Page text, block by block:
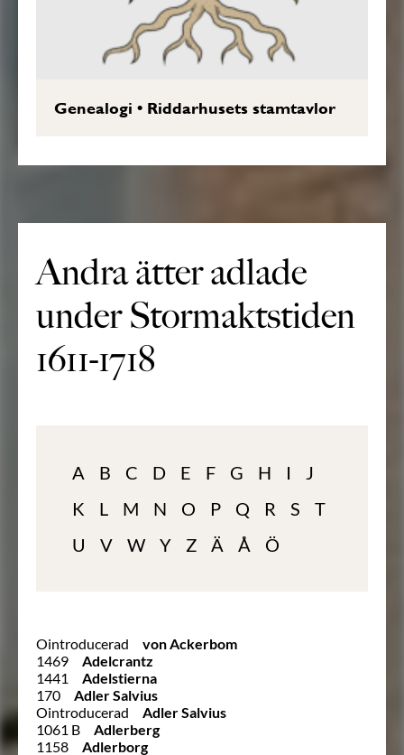
Genealogi • Riddarhusets stamtavlor
Andra ätter adlade
under Stormaktstiden
1611-1718
A B C D E F G H I
J
K
L M N O P Q R S
T
U
V W Y Z Ä Å Ö
Ointroducerad
von Ackerbom
1469
Adelcrantz
1441
Adelstierna
170
Adler Salvius
Ointroducerad
Adler Salvius
1061 B
Adlerberg
1158
Adlerborg